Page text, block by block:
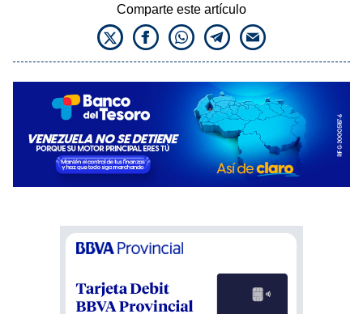
Comparte este artículo